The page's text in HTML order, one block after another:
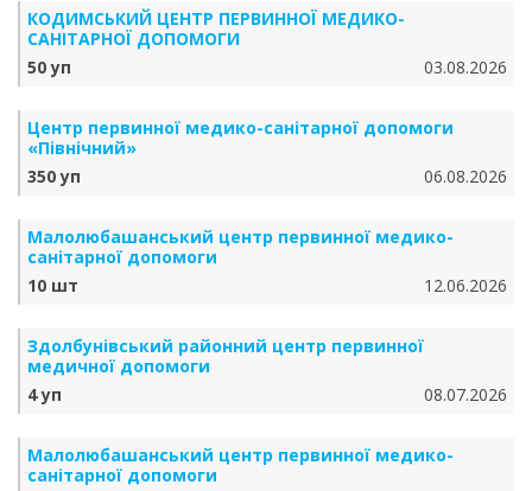
КОДИМСЬКИЙ ЦЕНТР ПЕРВИННОЇ МЕДИКО-
САНІТАРНОЇ ДОПОМОГИ
50 уп
03.08.2026
Центр первинної медико-санітарної допомоги
«Північний»
350 уп
06.08.2026
Малолюбашанський центр первинної медико-
санітарної допомоги
10 шт
12.06.2026
Здолбунівський районний центр первинної
медичної допомоги
4 уп
08.07.2026
Малолюбашанський центр первинної медико-
санітарної допомоги